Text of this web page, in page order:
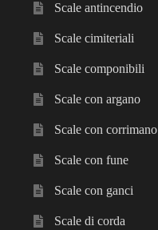
Scale antincendio
Scale cimiteriali
Scale componibili
Scale con argano
Scale con corrimano
Scale con fune
Scale con ganci
Scale di corda